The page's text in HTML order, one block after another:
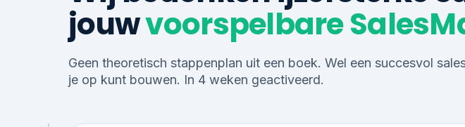
jouwvoorspelbare
Geen theoretisch stappenplan uit een boek. Wel een succesvol
je op kunt bouwen. In 4 weken geactiveerd.